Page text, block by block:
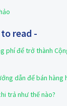
read -
phí để trở thành
dẫn để bán hàng
trả như thế nào?